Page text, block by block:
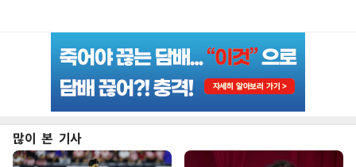
많이 본 기사